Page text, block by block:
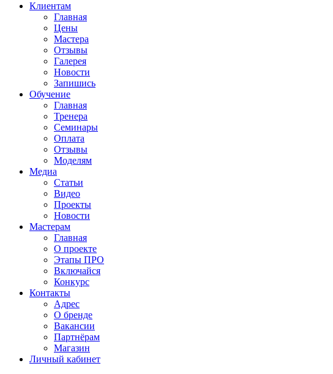
Клиентам
Главная
Цены
Мастера
Отзывы
Галерея
Новости
Запишись
Обучение
Главная
Тренера
Семинары
Оплата
Отзывы
Моделям
Медиа
Статьи
Видео
Проекты
Новости
Мастерам
Главная
О проекте
Этапы ПРО
Включайся
Конкурс
Контакты
Адрес
О бренде
Вакансии
Партнёрам
Магазин
Личный кабинет